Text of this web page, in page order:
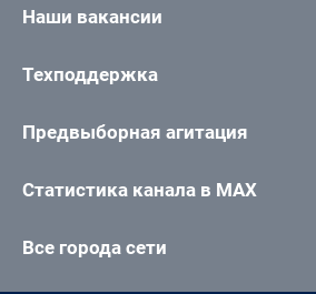
Наши вакансии
Техподдержка
Предвыборная агитация
Статистика канала в MAX
Все города сети